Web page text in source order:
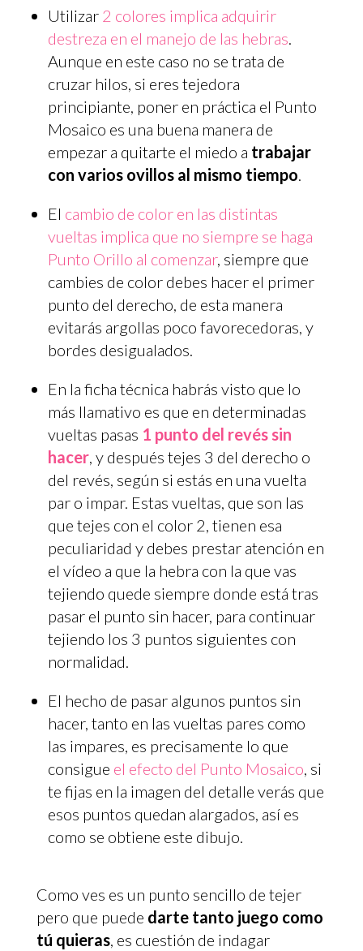
Utilizar 2 colores implica adquirir
destreza en el manejo de las hebras.
Aunque en este caso no se trata de
cruzar hilos, si eres tejedora
principiante, poner en práctica el Punto
Mosaico es una buena manera de
empezar a quitarte el miedo a trabajar
con varios ovillos al mismo tiempo.
El cambio de color en las distintas
vueltas implica que no siempre se haga
Punto Orillo al comenzar, siempre que
cambies de color debes hacer el primer
punto del derecho, de esta manera
evitarás argollas poco favorecedoras, y
bordes desigualados.
En la ficha técnica habrás visto que lo
más llamativo es que en determinadas
vueltas pasas 1 punto del revés sin
hacer, y después tejes 3 del derecho o
del revés, según si estás en una vuelta
par o impar. Estas vueltas, que son las
que tejes con el color 2, tienen esa
peculiaridad y debes prestar atención en
el vídeo a que la hebra con la que vas
tejiendo quede siempre donde está tras
pasar el punto sin hacer, para continuar
tejiendo los 3 puntos siguientes con
normalidad.
El hecho de pasar algunos puntos sin
hacer, tanto en las vueltas pares como
las impares, es precisamente lo que
consigue el efecto del Punto Mosaico, si
te fijas en la imagen del detalle verás que
esos puntos quedan alargados, así es
como se obtiene este dibujo.
Como ves es un punto sencillo de tejer
pero que puede darte tanto juego como
tú quieras, es cuestión de indagar